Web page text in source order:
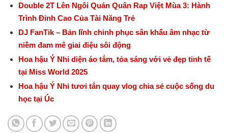
Double 2T Lên Ngôi Quán Quân Rap Việt Mùa 3: Hành
Trình Đỉnh Cao Của Tài Năng Trẻ
DJ FanTik – Bản lĩnh chinh phục sân khấu âm nhạc từ
niềm đam mê giai điệu sôi động
Hoa hậu Ý Nhi diện áo tắm, tỏa sáng với vẻ đẹp tinh tế
tại Miss World 2025
Hoa hậu Ý Nhi tươi tắn quay vlog chia sẻ cuộc sống du
học tại Úc